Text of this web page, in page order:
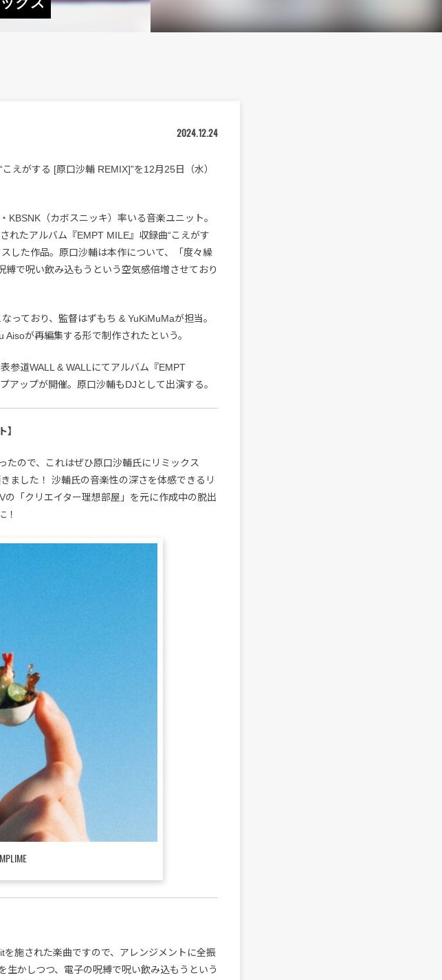
2024.12.24
えがする [原口沙輔 REMIX]”を12月25日（水）
KBSNK（カボスニッキ）率いる音楽ユニット。
れたアルバム『EMPT MILE』収録曲“こえがす
した作品。原口沙輔は本作について、「度々繰
縛で呪い飲み込もうという空気感倍増させており
っており、監督はずもち & YuKiMuMaが担当。
が再編集する形で制作されたという。
参道WALL & WALLにてアルバム『EMPT
アップが開催。原口沙輔もDJとして出演する。
】
たので、これはぜひ原口沙輔氏にリミックス
した！ 沙輔氏の音楽性の深さを体感できるリ
の「クリエイター理想部屋」を元に作成中の脱出
！
施された楽曲ですので、アレンジメントに全振
生かしつつ、電子の呪縛で呪い飲み込もうという